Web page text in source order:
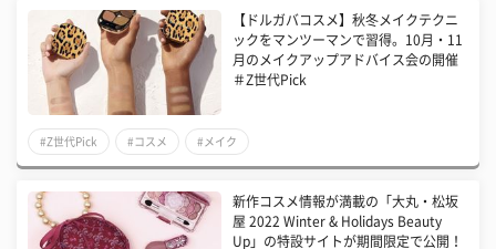
【ドルガバコスメ】秋冬メイクテクニ
ックをマンツーマンで習得。10月・11
月のメイクアップアドバイス会の開催
＃Z世代Pick
#Z世代Pick #コスメ #メイク
新作コスメ情報が満載の「大丸・松坂
屋 2022 Winter & Holidays Beauty
Up」の特設サイトが期間限定で公開！